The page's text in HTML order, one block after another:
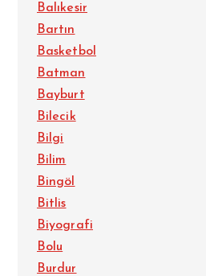
Balıkesir
Bartın
Basketbol
Batman
Bayburt
Bilecik
Bilgi
Bilim
Bingöl
Bitlis
Biyografi
Bolu
Burdur